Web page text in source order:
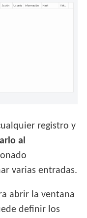
registro y
al
varias entradas.
abrir la ventana
definir los